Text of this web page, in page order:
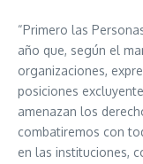
“Primero las
año que, según el
organizaciones,
posiciones
amenazan los
combatiremos con
en las instituciones,